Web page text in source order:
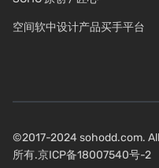
空间软中设计产品买手平台
©2017-2024 sohodd.com.
所有.京ICP备18007540号-2